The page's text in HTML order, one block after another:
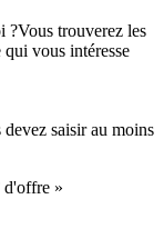
?Vous trouverez les
vous intéresse
saisir au moins
d'offre »